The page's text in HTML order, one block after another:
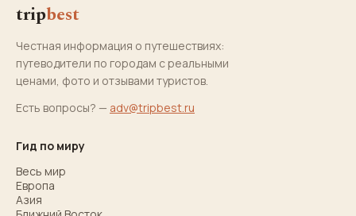
tripbest
Честная информация о путешествиях:
путеводители по городам с реальными
ценами, фото и отзывами туристов.
Есть вопросы? — adv@tripbest.ru
Гид по миру
Весь мир
Европа
Азия